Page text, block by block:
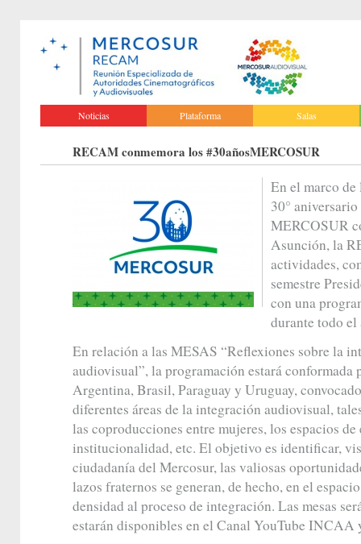
Noticias Plataforma Salas
RECAM conmemora los #30añosMERCOSUR
En el marco
30°
MERCOSUR
Asunción, la
actividades,
semestre
con una
durante todo el
En relación a las MESAS “Reflexiones sobre la
audiovisual”, la programación estará conformada
Argentina, Brasil, Paraguay y Uruguay,
diferentes áreas de la integración audiovisual,
las coproducciones entre mujeres, los espacios
institucionalidad, etc. El objetivo es identificar,
ciudadanía del Mercosur, las valiosas
lazos fraternos se generan, de hecho, en el
densidad al proceso de integración. Las mesas
estarán disponibles en el Canal YouTube